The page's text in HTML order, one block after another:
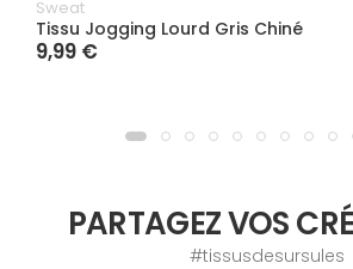
Sweat
Tissu Jogging Lourd Gris Chiné
9,99 €
PARTAGEZ VOS
#tissusdesursules